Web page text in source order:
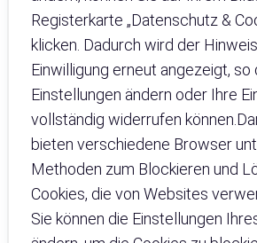
Registerkarte „Datenschutz &
klicken. Dadurch wird der
Einwilligung erneut angezeigt, so
Einstellungen ändern oder Ihre
vollständig widerrufen
bieten verschiedene Browser
Methoden zum Blockieren und
Cookies, die von Websites
Sie können die Einstellungen